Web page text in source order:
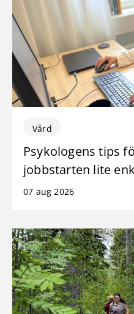
Vård
Psykologens tips
jobbstarten lite
07 aug 2026